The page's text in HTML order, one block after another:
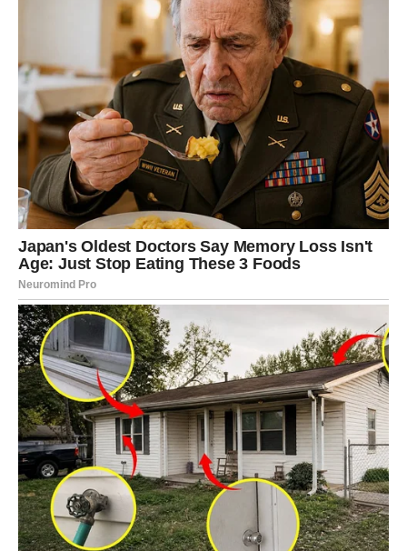
Vrijeme uspjeha polako počinje
Pred vama su veoma snažni trenuci.
DJEVICA
Pred vama su dani tokom kojih ćete jasno vidjeti kome
možete vjerovati.
Jedna osoba sada pokazuje svoje pravo lice i donosi vam
važnu lekciju.
Intuicija vam otkriva istinu
Pred vama su veoma posebni trenuci.